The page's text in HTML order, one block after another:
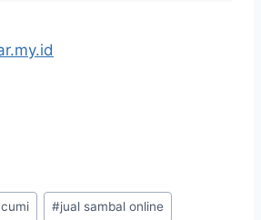
#jual sambal online